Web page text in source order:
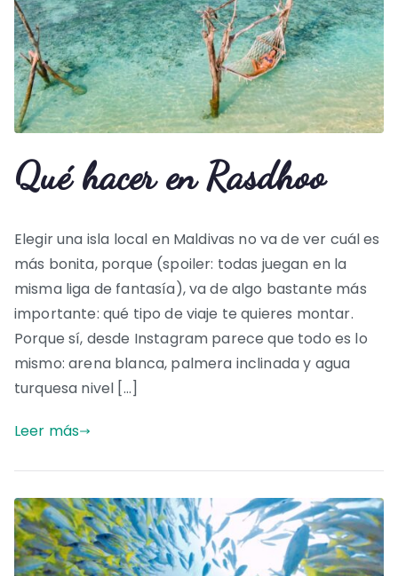
Qué hacer en Rasdhoo
Elegir una isla local en Maldivas no va de ver cuál es
más bonita, porque (spoiler: todas juegan en la
misma liga de fantasía), va de algo bastante más
importante: qué tipo de viaje te quieres montar.
Porque sí, desde Instagram parece que todo es lo
mismo: arena blanca, palmera inclinada y agua
turquesa nivel […]
Leer más